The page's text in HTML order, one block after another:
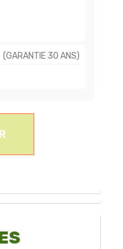
(GARANTIE 30 ANS)